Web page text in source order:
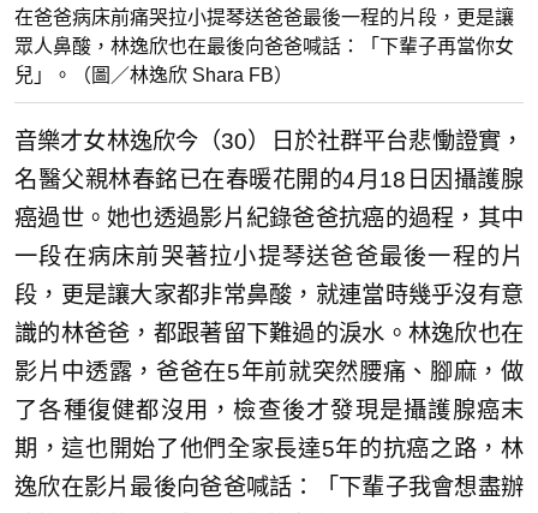
在爸爸病床前痛哭拉小提琴送爸爸最後一程的片段，更是讓
眾人鼻酸，林逸欣也在最後向爸爸喊話：「下輩子再當你女
兒」。（圖／林逸欣 Shara FB）
音樂才女林逸欣今（30）日於社群平台悲慟證實，
名醫父親林春銘已在春暖花開的4月18日因攝護腺
癌過世。她也透過影片紀錄爸爸抗癌的過程，其中
一段在病床前哭著拉小提琴送爸爸最後一程的片
段，更是讓大家都非常鼻酸，就連當時幾乎沒有意
識的林爸爸，都跟著留下難過的淚水。林逸欣也在
影片中透露，爸爸在5年前就突然腰痛、腳麻，做
了各種復健都沒用，檢查後才發現是攝護腺癌末
期，這也開始了他們全家長達5年的抗癌之路，林
逸欣在影片最後向爸爸喊話：「下輩子我會想盡辦